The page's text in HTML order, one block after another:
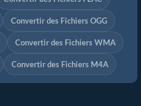
Convertir des Fichiers OGG
Convertir des Fichiers WMA
Convertir des Fichiers M4A